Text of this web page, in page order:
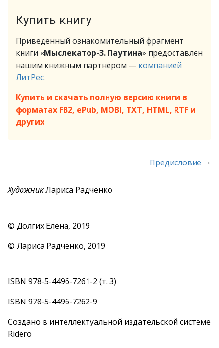
Купить книгу
Приведённый ознакомительный фрагмент
книги «Мыслекатор-3. Паутина» предоставлен
нашим книжным партнёром — компанией
ЛитРес.
Купить и скачать полную версию книги в
форматах FB2, ePub, MOBI, TXT, HTML, RTF и
других
Предисловие →
ХудожникЛариса Радченко
© Долгих Елена, 2019
© Лариса Радченко, 2019
ISBN 978-5-4496-7261-2 (т. 3)
ISBN 978-5-4496-7262-9
Создано в интеллектуальной издательской системе
Ridero